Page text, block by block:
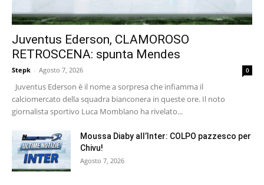
Juventus Ederson, CLAMOROSO
RETROSCENA: spunta Mendes
Stepk - Agosto 7, 2026 0
Juventus Ederson è il nome a sorpresa che infiamma il
calciomercato della squadra bianconera in queste ore. Il noto
giornalista sportivo Luca Momblano ha rivelato...
Moussa Diaby all’Inter: COLPO pazzesco per
Chivu!
Agosto 7, 2026